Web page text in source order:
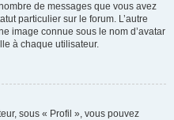
de messages que vous avez
particulier sur le forum. L’autre
image connue sous le nom d’avatar
à chaque utilisateur.
sous « Profil », vous pouvez